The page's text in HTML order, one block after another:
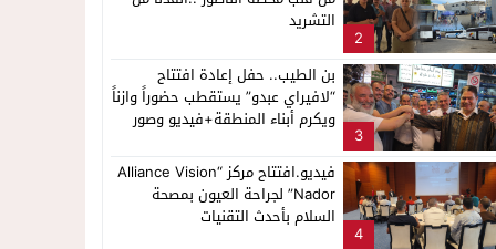
2
التشريد
3
بن الطيب.. حفل إعادة افتتاح
“لافيراي عبدو” يستقطب حضوراً وازناً
ويكرم أبناء المنطقة+فيديو وصور
4
فيديو.افتتاح مركز “Alliance Vision
Nador” لجراحة العيون بمصحة
السلام بأحدث التقنيات